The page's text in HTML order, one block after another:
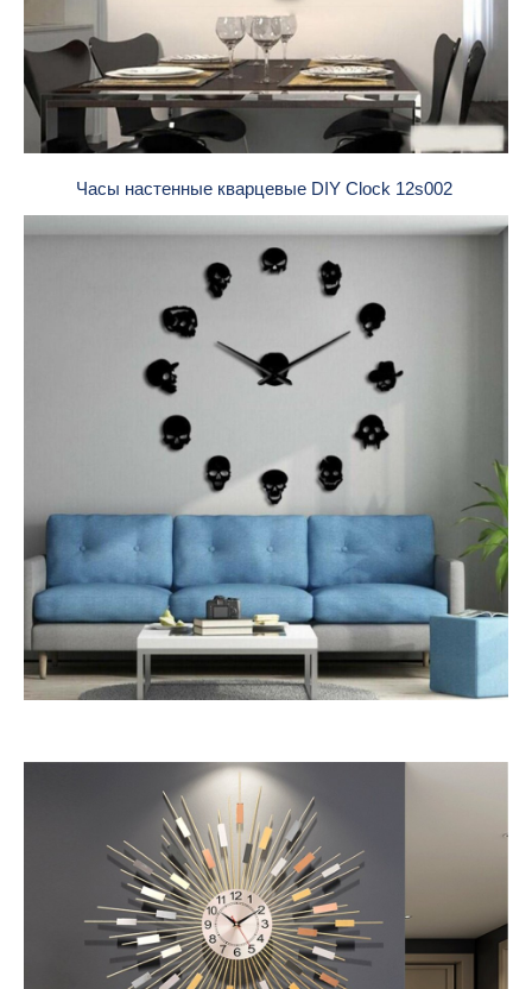
Часы настенные кварцевые DIY Clock 12s002